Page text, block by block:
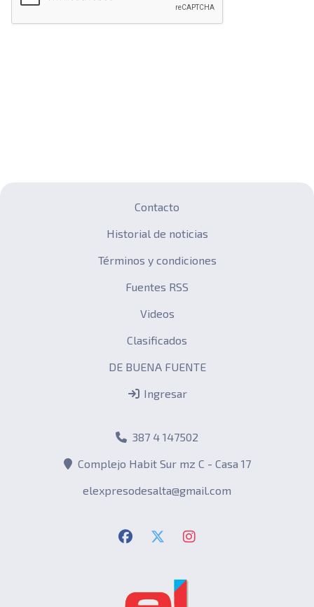
Contacto
Historial de noticias
Términos y condiciones
Fuentes RSS
Videos
Clasificados
DE BUENA FUENTE
Ingresar
387 4 147502
Complejo Habit Sur mz C - Casa 17
elexpresodesalta@gmail.com